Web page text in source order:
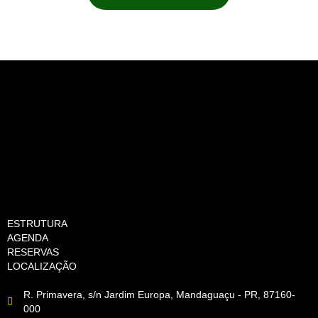
ESTRUTURA
AGENDA
RESERVAS
LOCALIZAÇÃO
R. Primavera, s/n Jardim Europa, Mandaguaçu - PR, 87160-
000